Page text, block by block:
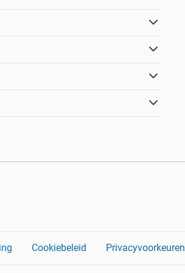
Cookiebeleid Privacyvoorkeuren